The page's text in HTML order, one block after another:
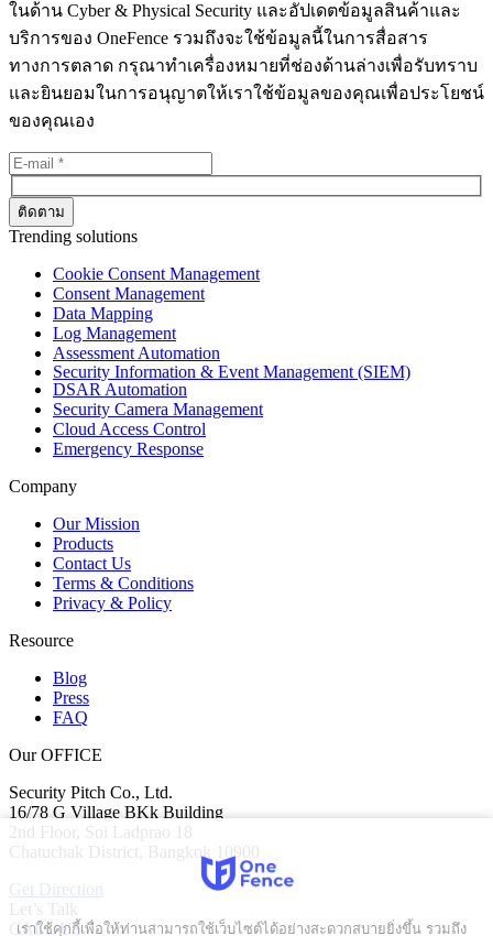
ในด้าน Cyber & Physical Security และอัปเดตข้อมูลสินค้าและ
บริการของ OneFence รวมถึงจะใช้ข้อมูลนี้ในการสื่อสาร
ทางการตลาด กรุณาทำเครื่องหมายที่ช่องด้านล่างเพื่อรับทราบ
และยินยอมในการอนุญาตให้เราใช้ข้อมูลของคุณเพื่อประโยชน์
ของคุณเอง
Trending solutions
Cookie Consent Management
Consent Management
Data Mapping
Log Management
Assessment Automation
Security Information & Event Management (SIEM)
DSAR Automation
Security Camera Management
Cloud Access Control
Emergency Response
Company
Our Mission
Products
Contact Us
Terms & Conditions
Privacy & Policy
Resource
Blog
Press
FAQ
Our OFFICE
Security Pitch Co., Ltd.
16/78 G Village BKk Building
2nd Floor, Soi Ladprao 18
Chatuchak District, Bangkok 10900
Get Direction
Let’s Talk
CALL US
เราใช้คุกกี้เพื่อให้ท่านสามารถใช้เว็บไซต์ได้อย่างสะดวกสบายยิ่งขึ้น รวมถึง